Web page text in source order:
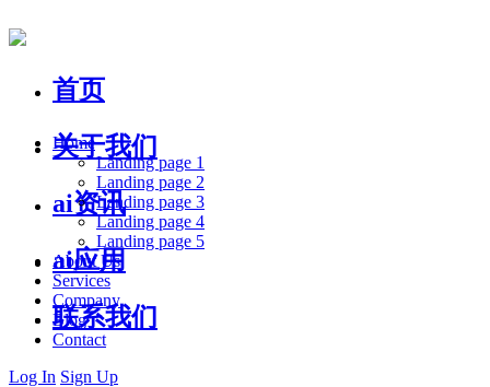
首页
关于我们
ai资讯
ai应用
联系我们
Home
Landing page 1
Landing page 2
Landing page 3
Landing page 4
Landing page 5
About Us
Services
Company
Blog
Contact
Log In Sign Up